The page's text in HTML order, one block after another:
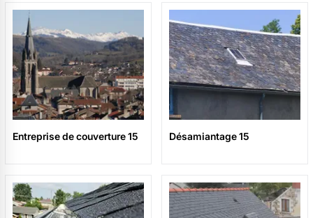
Entreprise de couverture 15 Désamiantage 15